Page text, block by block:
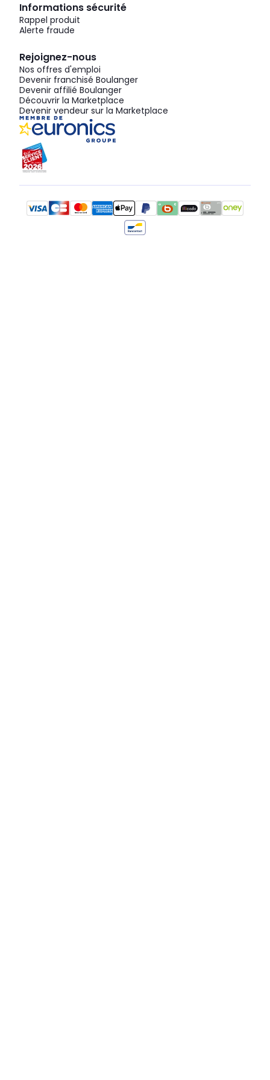
Informations sécurité
Rappel produit
Alerte fraude
Rejoignez-nous
Nos offres d'emploi
Devenir franchisé Boulanger
Devenir affilié Boulanger
Découvrir la Marketplace
Devenir vendeur sur la Marketplace